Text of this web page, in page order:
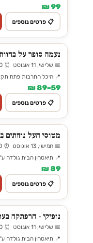
99 ₪
📋 פרטים נוספים
נעמה סופר על
📅 שלישי, 11 אוגוסט ⏰ 17:00
📍 היכל התרבות פתח
59–89 ₪
📋 פרטים נוספים
מטוסי העל נוחתים
📅 חמישי, 13 אוגוסט ⏰ 17:30
📍 תיאטרון הבית גולדה
89 ₪
📋 פרטים נוספים
נופיקי - הרפתקה
📅 שלישי, 11 אוגוסט ⏰ 17:30
📍 תיאטרון הבית גולדה